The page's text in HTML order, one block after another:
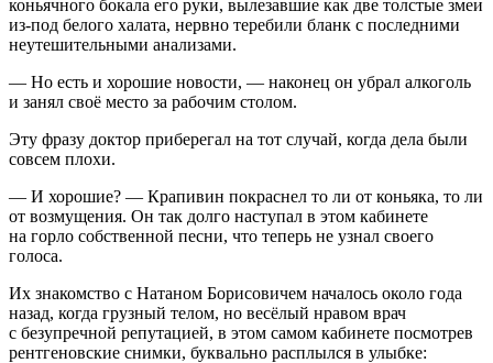
коньячного бокала его руки, вылезавшие как две толстые змеи
из-под белого халата, нервно теребили бланк с последними
неутешительными анализами.
— Но есть и хорошие новости, — наконец он убрал алкоголь
и занял своё место за рабочим столом.
Эту фразу доктор приберегал на тот случай, когда дела были
совсем плохи.
— И хорошие? — Крапивин покраснел то ли от коньяка, то ли
от возмущения. Он так долго наступал в этом кабинете
на горло собственной песни, что теперь не узнал своего
голоса.
Их знакомство с Натаном Борисовичем началось около года
назад, когда грузный телом, но весёлый нравом врач
с безупречной репутацией, в этом самом кабинете посмотрев
рентгеновские снимки, буквально расплылся в улыбке: